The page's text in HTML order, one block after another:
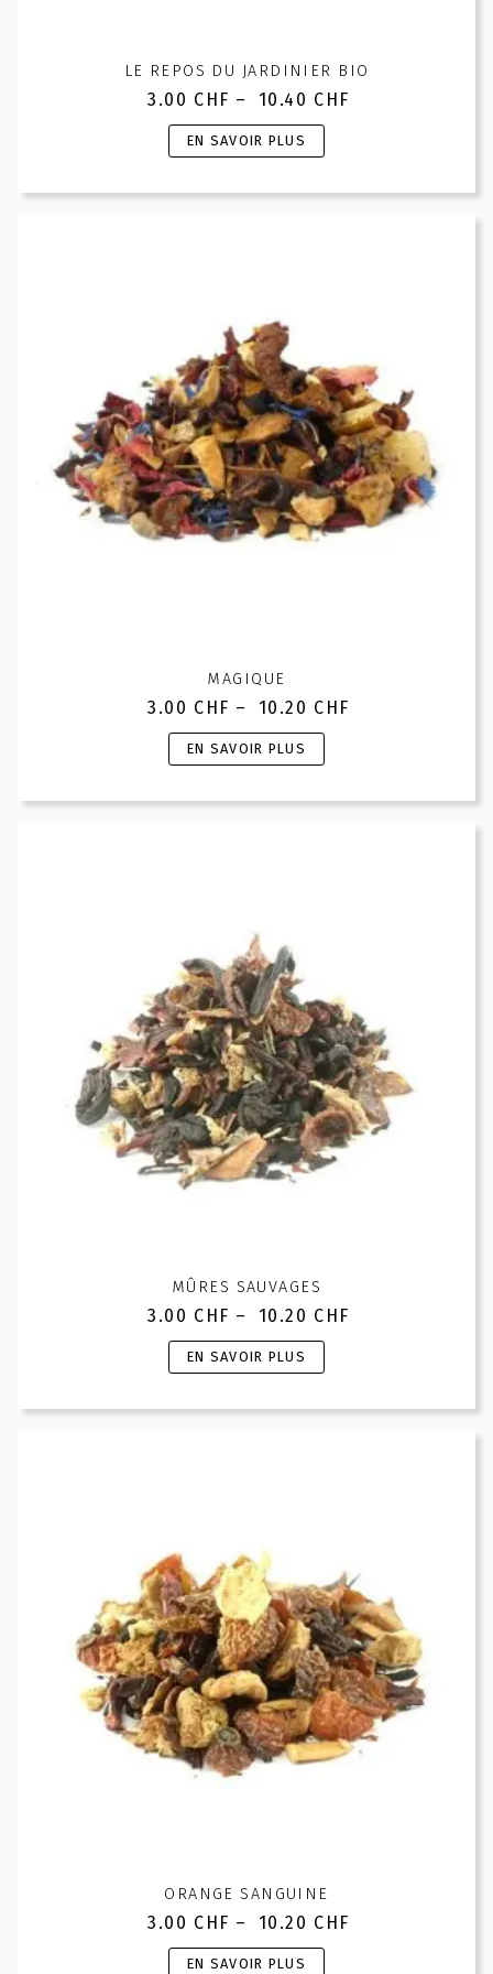
LE REPOS DU JARDINIER BIO
3.00 CHF – 10.40 CHF
Plage
de
prix :
à
EN SAVOIR PLUS
Ce
produit
choisies
sur
la
page
du
produit
MAGIQUE
3.00 CHF – 10.20 CHF
Plage
de
prix :
à
EN SAVOIR PLUS
Ce
produit
choisies
sur
la
page
du
produit
MÛRES SAUVAGES
3.00 CHF – 10.20 CHF
Plage
de
prix :
à
EN SAVOIR PLUS
Ce
produit
choisies
sur
la
page
du
produit
ORANGE SANGUINE
3.00 CHF – 10.20 CHF
Plage
de
EN SAVOIR PLUS
Ce